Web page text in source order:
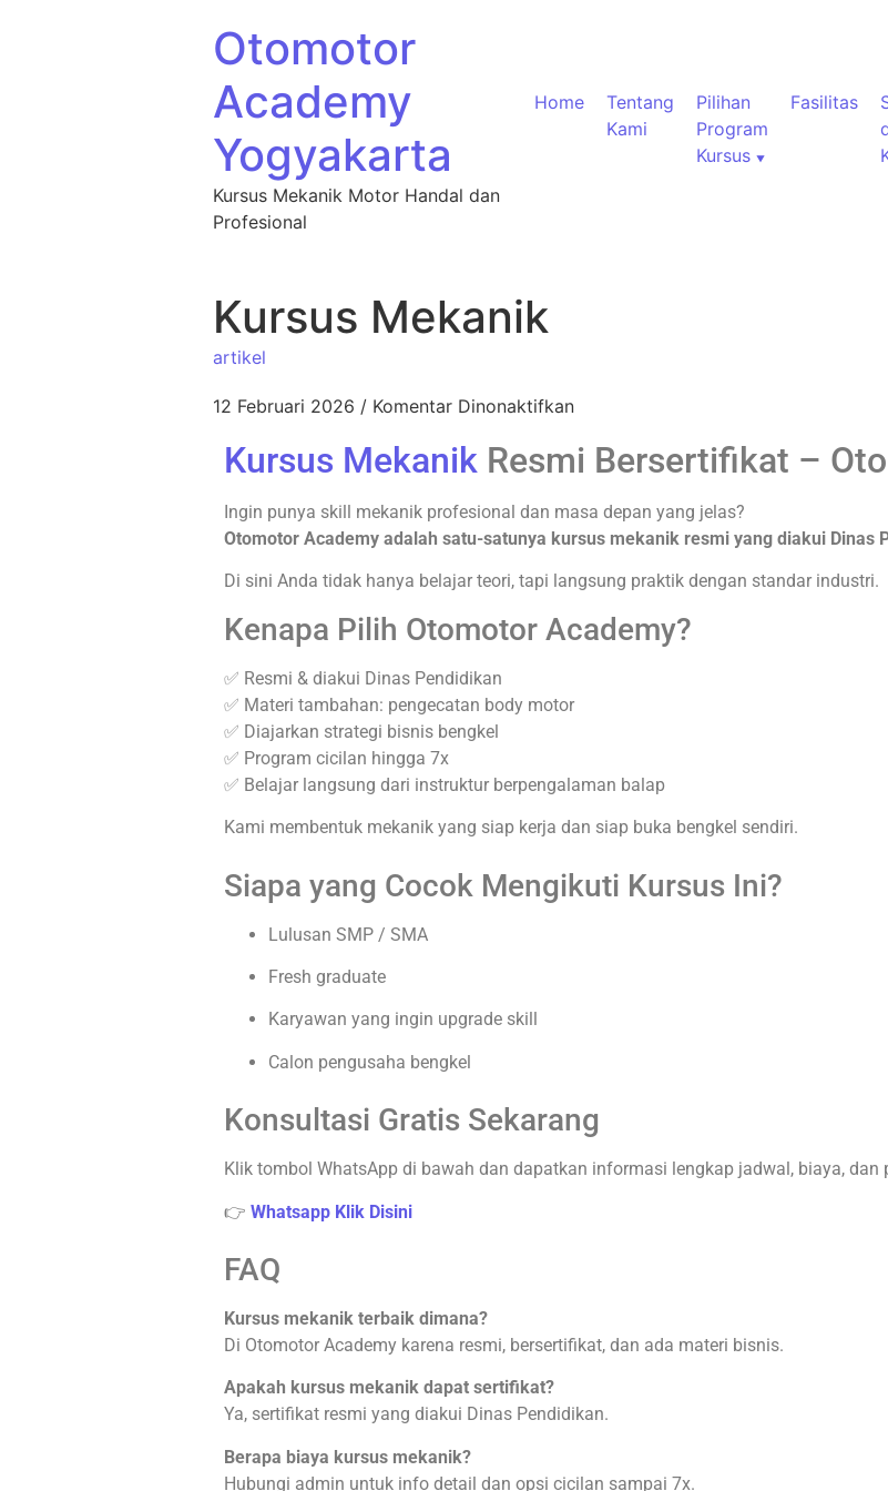
Otomotor
Academy
Yogyakarta
Kursus Mekanik Motor Handal dan
Profesional
Home
Tentang
Kami
Pilihan
Program
Kursus
Fasilitas
Kursus Mekanik
artikel
12 Februari 2026 / Komentar Dinonaktifkan
Kursus Mekanik Resmi Bersertifikat –
Ingin punya skill mekanik profesional dan masa depan yang jelas?
Otomotor Academy adalah satu-satunya kursus mekanik resmi yang diakui
Di sini Anda tidak hanya belajar teori, tapi langsung praktik dengan standar industri.
Kenapa Pilih Otomotor Academy?
✅ Resmi & diakui Dinas Pendidikan
✅ Materi tambahan: pengecatan body motor
✅ Diajarkan strategi bisnis bengkel
✅ Program cicilan hingga 7x
✅ Belajar langsung dari instruktur berpengalaman balap
Kami membentuk mekanik yang siap kerja dan siap buka bengkel sendiri.
Siapa yang Cocok Mengikuti Kursus Ini?
Lulusan SMP / SMA
Fresh graduate
Karyawan yang ingin upgrade skill
Calon pengusaha bengkel
Konsultasi Gratis Sekarang
Klik tombol WhatsApp di bawah dan dapatkan informasi lengkap jadwal, biaya, dan
👉 Whatsapp Klik Disini
FAQ
Kursus mekanik terbaik dimana?
Di Otomotor Academy karena resmi, bersertifikat, dan ada materi bisnis.
Apakah kursus mekanik dapat sertifikat?
Ya, sertifikat resmi yang diakui Dinas Pendidikan.
Berapa biaya kursus mekanik?
Hubungi admin untuk info detail dan opsi cicilan sampai 7x.